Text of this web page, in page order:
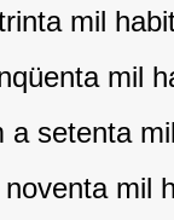
mil
mil
a setenta
mil